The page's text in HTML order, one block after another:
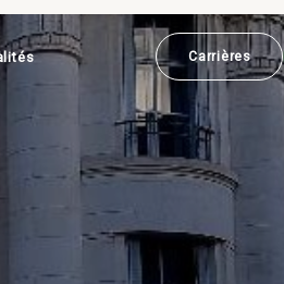
Carrières